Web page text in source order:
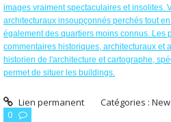
images vraiment spectaculaires et insolites.
architecturaux insoupçonnés perchés tout
également des quartiers moins connus. Les
commentaires historiques, architecturaux et
historien de l'architecture et cartographe,
permet de situer les buildings.
Lien permanent Catégories :
0